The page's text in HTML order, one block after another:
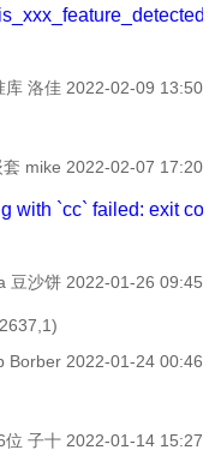
库 洛佳 2022-02-09 13:50
mike 2022-02-07 17:20
with `cc` failed: exit
豆沙饼 2022-01-26 09:45
Borber 2022-01-24 00:46
位 子十 2022-01-14 15:27